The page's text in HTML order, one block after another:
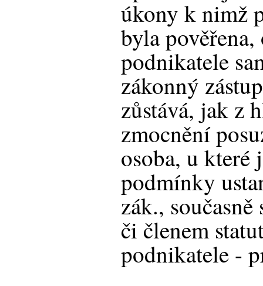
úkony k nimž
byla
podnikatele
zákonný
zůstává, jak z
zmocnění
osoba, u které
podmínky
zák.,
či členem
podnikatele -